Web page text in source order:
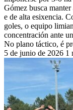
Gómez busca
e de alta esixencia.
goles, o equipo
concentración ante
No plano táctico, é
5 de junio de 2026 1